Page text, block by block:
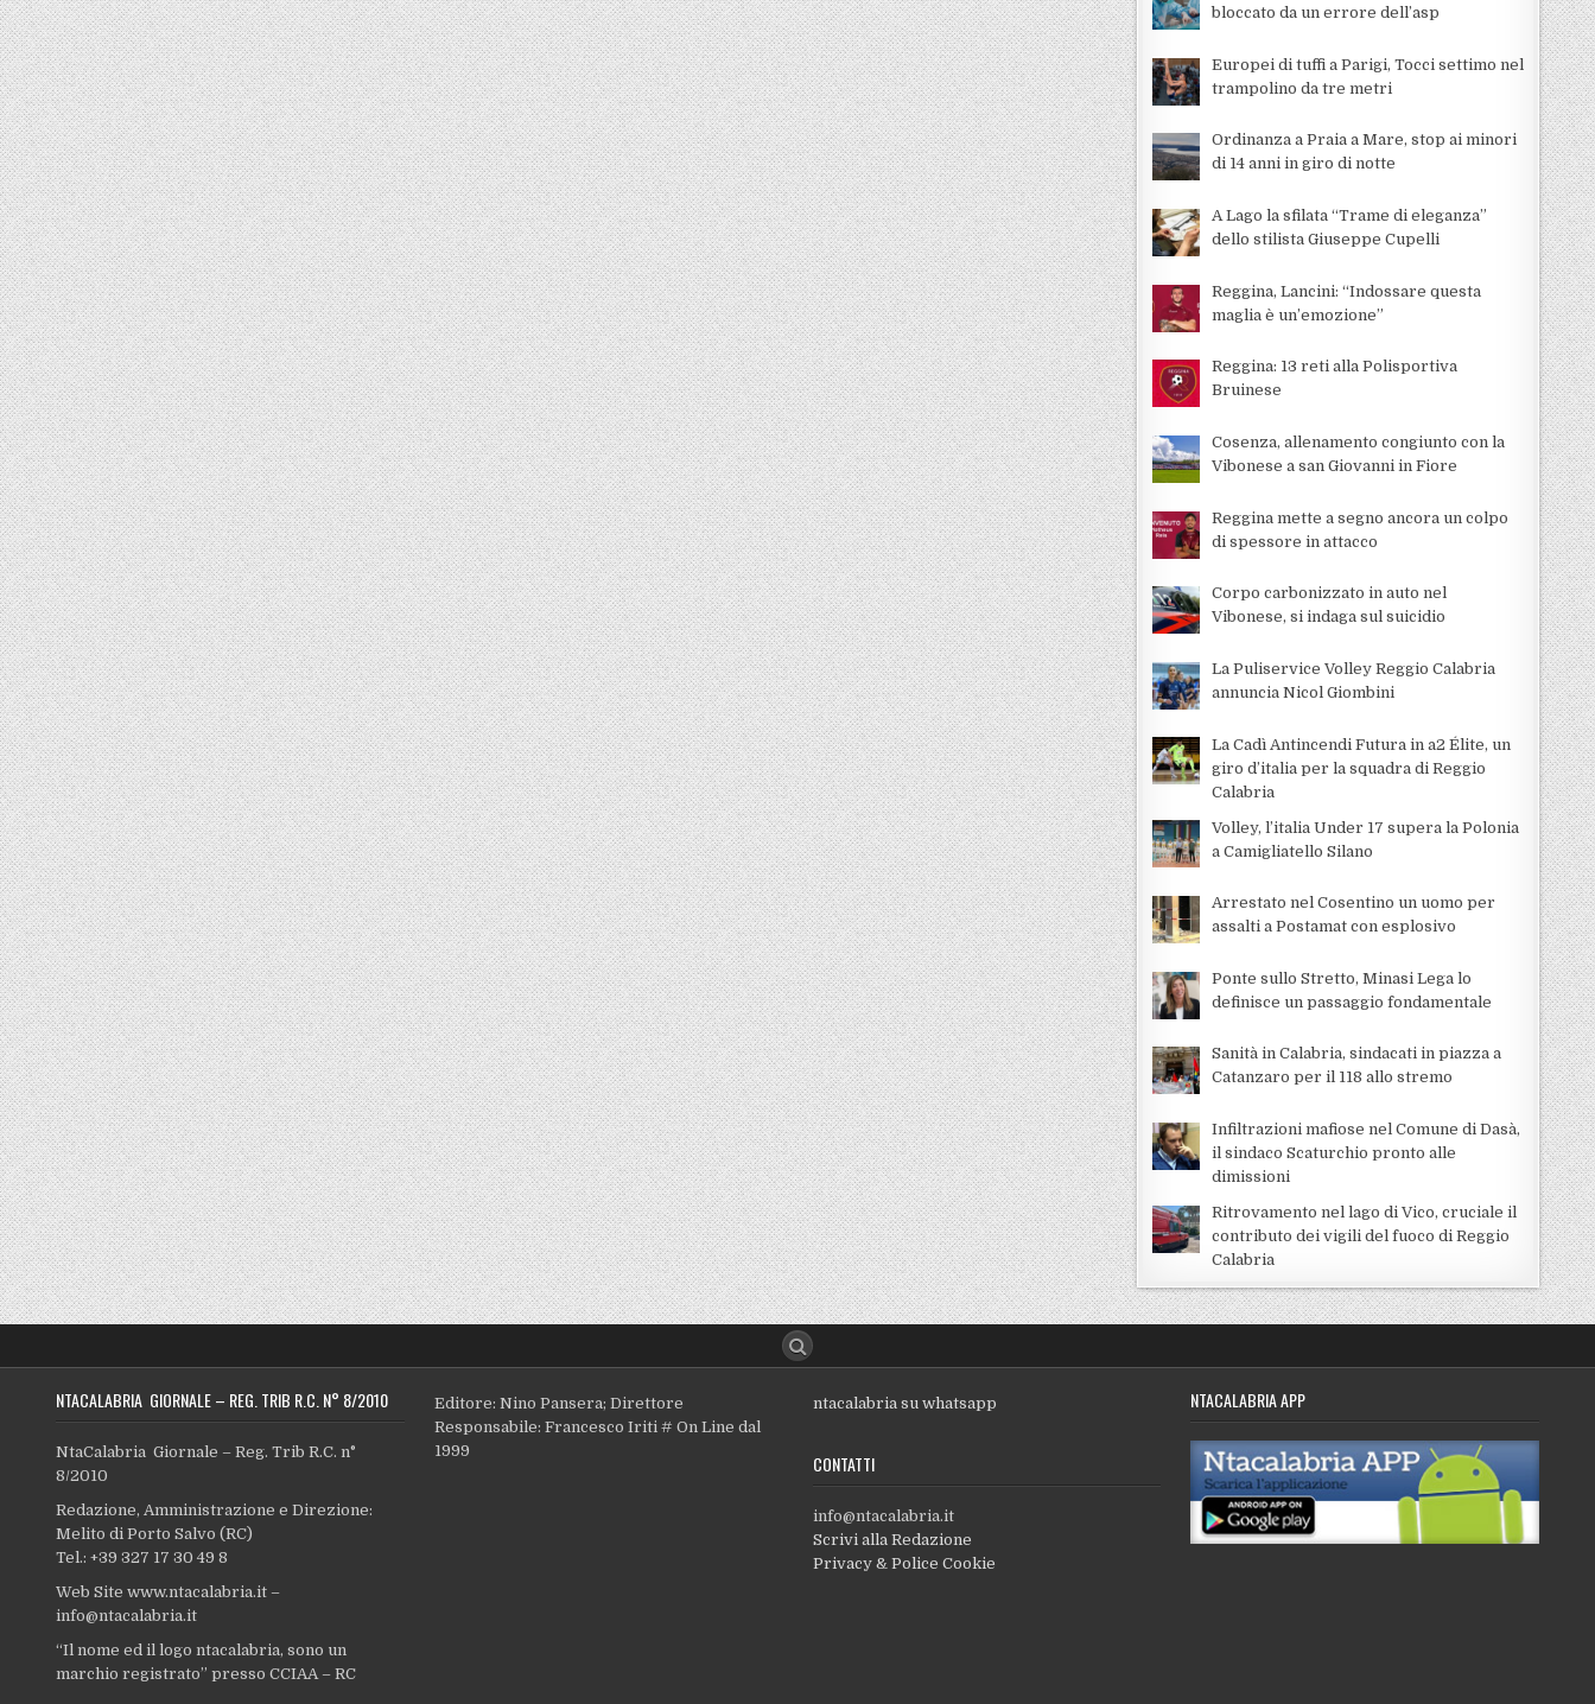
bloccato da un errore dell’asp
Europei di tuffi a Parigi, Tocci settimo nel
trampolino da tre metri
Ordinanza a Praia a Mare, stop ai minori
di 14 anni in giro di notte
A Lago la sfilata “Trame di eleganza”
dello stilista Giuseppe Cupelli
Reggina, Lancini: “Indossare questa
maglia è un’emozione”
Reggina: 13 reti alla Polisportiva
Bruinese
Cosenza, allenamento congiunto con la
Vibonese a san Giovanni in Fiore
Reggina mette a segno ancora un colpo
di spessore in attacco
Corpo carbonizzato in auto nel
Vibonese, si indaga sul suicidio
La Puliservice Volley Reggio Calabria
annuncia Nicol Giombini
La Cadì Antincendi Futura in a2 Élite, un
giro d’italia per la squadra di Reggio
Calabria
Volley, l’italia Under 17 supera la Polonia
a Camigliatello Silano
Arrestato nel Cosentino un uomo per
assalti a Postamat con esplosivo
Ponte sullo Stretto, Minasi Lega lo
definisce un passaggio fondamentale
Sanità in Calabria, sindacati in piazza a
Catanzaro per il 118 allo stremo
Infiltrazioni mafiose nel Comune di Dasà,
il sindaco Scaturchio pronto alle
dimissioni
Ritrovamento nel lago di Vico, cruciale il
contributo dei vigili del fuoco di Reggio
Calabria
NTACALABRIA GIORNALE – REG. TRIB R.C. N° 8/2010
NtaCalabria Giornale – Reg. Trib R.C. n°
8/2010
Redazione, Amministrazione e Direzione:
Melito di Porto Salvo (RC)
Tel.: +39 327 17 30 49 8
Web Site www.ntacalabria.it –
info@ntacalabria.it
“Il nome ed il logo ntacalabria, sono un
marchio registrato” presso CCIAA – RC
Editore: Nino Pansera; Direttore
Responsabile: Francesco Iriti # On Line dal
1999
ntacalabria su whatsapp
CONTATTI
info@ntacalabria.it
Scrivi alla Redazione
Privacy & Police Cookie
NTACALABRIA APP